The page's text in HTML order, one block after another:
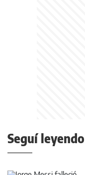
Seguí leyendo